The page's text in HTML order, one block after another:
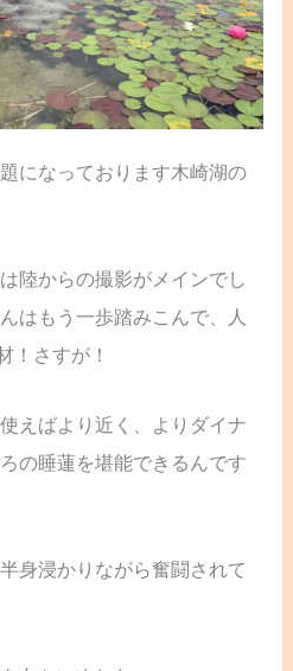
になっております木崎湖の
陸からの撮影がメインでし
はもう一歩踏みこんで、人
！さすが！
えばより近く、よりダイナ
の睡蓮を堪能できるんです
身浸かりながら奮闘されて